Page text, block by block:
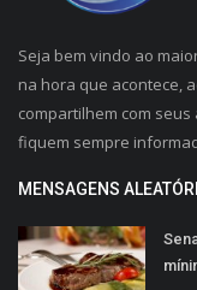
Seja bem vindo ao
na hora que acontece,
compartilhem com
fiquem sempre
MENSAGENS